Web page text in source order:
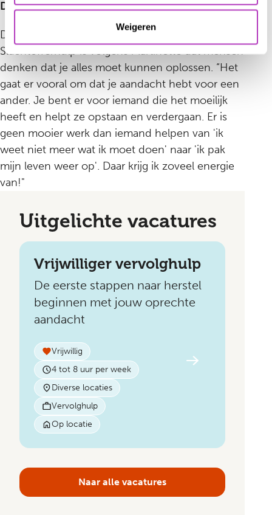
Weigeren
De grootste misvatting
De grootste misvatting over vrijwilligerswerk bij
Slachtofferhulp is volgens Martinette dat mensen
denken dat je alles moet kunnen oplossen. “Het
gaat er vooral om dat je aandacht hebt voor een
ander. Je bent er voor iemand die het moeilijk
heeft en helpt ze opstaan en verdergaan. Er is
geen mooier werk dan iemand helpen van 'ik
weet niet meer wat ik moet doen' naar 'ik pak
mijn leven weer op'. Daar krijg ik zoveel energie
van!"
Uitgelichte vacatures
Vrijwilliger vervolghulp
De eerste stappen naar herstel
beginnen met jouw oprechte
aandacht
Vrijwillig
4 tot 8 uur per week
Diverse locaties
Vervolghulp
Op locatie
Naar alle vacatures